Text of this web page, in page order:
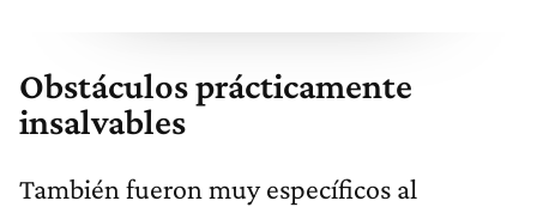
Obstáculos prácticamente
insalvables
También fueron muy específicos al